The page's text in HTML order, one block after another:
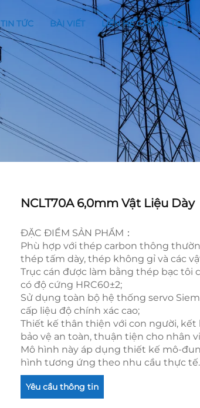
TIN TỨC BÀI VIẾT LIÊN HỆ CHÚNG TÔI
NCLT70A 6,0mm Vật Liệu Dày
ĐẶC ĐIỂM SẢN PHẨM：
Phù hợp với thép carbon thông
thép tấm dày, thép không gỉ và các
Trục cán được làm bằng thép bạc tôi
có độ cứng HRC60±2;
Sử dụng toàn bộ hệ thống servo
cấp liệu độ chính xác cao;
Thiết kế thân thiện với con người,
bảo vệ an toàn, thuận tiện cho nhân
Mô hình này áp dụng thiết kế mô-
hình tương ứng theo nhu cầu thực tế.
Yêu cầu thông tin